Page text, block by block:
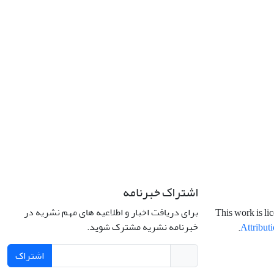
This work is
.
اشتراک خبرنامه
برای دریافت اخبار و اطلاعیه های مهم نشریه در
خبرنامه نشریه مشترک شوید.
اشتراک